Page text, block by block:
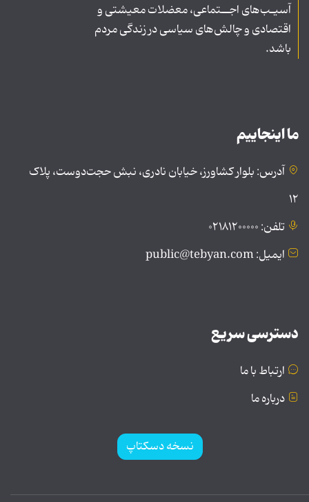
آسیـب‌های اجــتماعی، معضلات معیشتی و
اقتصادی و چالش‌های سیاسی در زندگی مردم
باشد.
ما اینجاییم
آدرس: بلوار کشاورز، خیابان نادری، نبش حجت‌دوست، پلاک
۱۲
تلفن: ۰۲۱۸۱۲۰۰۰۰۰
ایمیل: public@tebyan.com
دسترسی سریع
ارتباط با ما
درباره ما
نسخه دسکتاپ